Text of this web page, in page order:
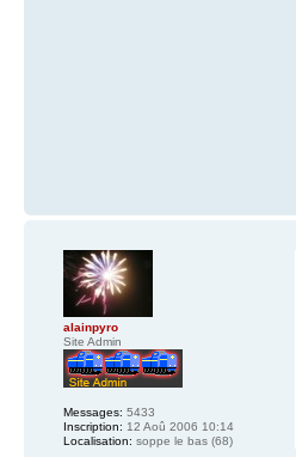
alainpyro
Site Admin
Messages: 5433
Inscription: 12 Aoû 2006 10:14
Localisation: soppe le bas (68)